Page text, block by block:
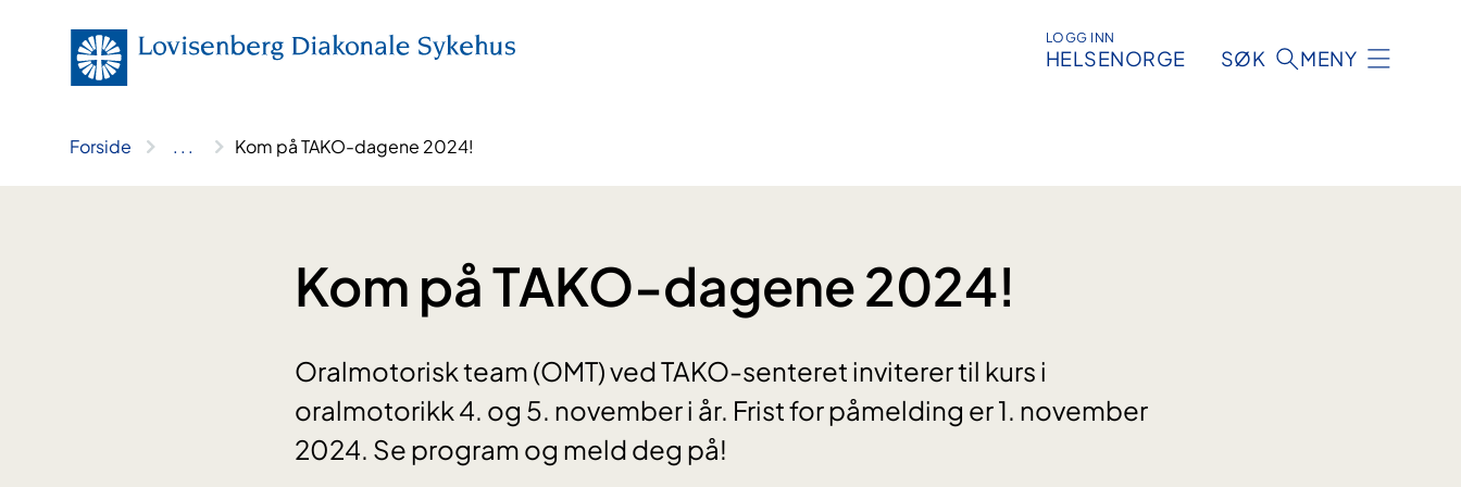
LOGG INN
HELSENORGE SØK MENY
Forside .. . Kom på TAKO-dagene 2024!
Kom på TAKO-dagene 2024!
Oralmotorisk team (OMT) ved TAKO-senteret inviterer til kurs i
oralmotorikk 4. og 5. november i år. Frist for påmelding er 1. november
2024. Se program og meld deg på!